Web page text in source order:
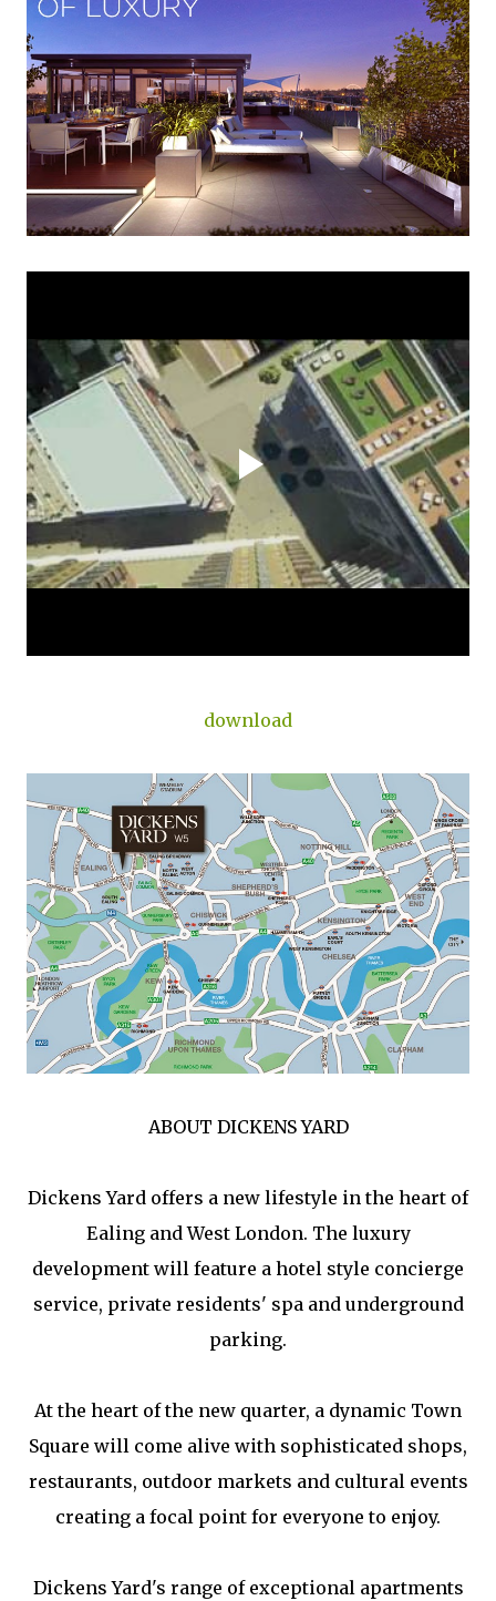
download
ABOUT DICKENS YARD
Dickens Yard offers a new lifestyle in the heart of
Ealing and West London. The luxury
development will feature a hotel style concierge
service, private residents' spa and underground
parking.
At the heart of the new quarter, a dynamic Town
Square will come alive with sophisticated shops,
restaurants, outdoor markets and cultural events
creating a focal point for everyone to enjoy.
Dickens Yard's range of exceptional apartments